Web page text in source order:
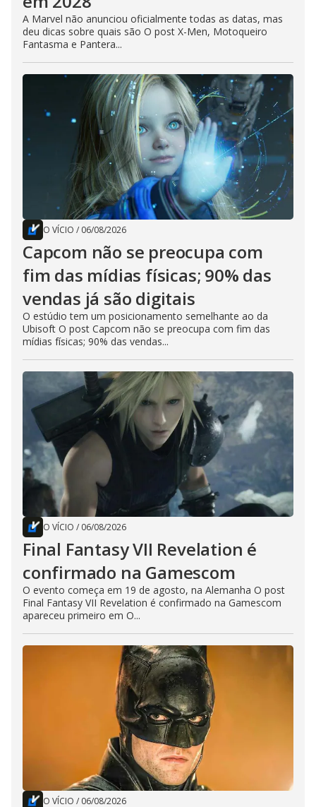
A Marvel não anunciou oficialmente todas as datas, mas
deu dicas sobre quais são O post X-Men, Motoqueiro
Fantasma e Pantera...
O VÍCIO / 06/08/2026
Capcom não se preocupa com
fim das mídias físicas; 90% das
vendas já são digitais
O estúdio tem um posicionamento semelhante ao da
Ubisoft O post Capcom não se preocupa com fim das
mídias físicas; 90% das vendas...
O VÍCIO / 06/08/2026
Final Fantasy VII Revelation é
confirmado na Gamescom
O evento começa em 19 de agosto, na Alemanha O post
Final Fantasy VII Revelation é confirmado na Gamescom
apareceu primeiro em O...
O VÍCIO / 06/08/2026